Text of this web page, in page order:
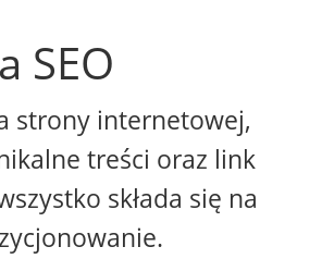
SEO
strony internetowej,
treści oraz link
składa się na